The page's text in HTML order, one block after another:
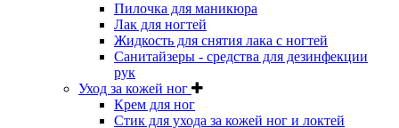
Пилочка для маникюра
Лак для ногтей
Жидкость для снятия лака с ногтей
Санитайзеры - средства для дезинфекции
рук
Уход за кожей ног
Крем для ног
Стик для ухода за кожей ног и локтей